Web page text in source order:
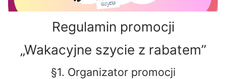
Regulamin promocji
„Wakacyjne szycie z rabatem”
§1. Organizator promocji